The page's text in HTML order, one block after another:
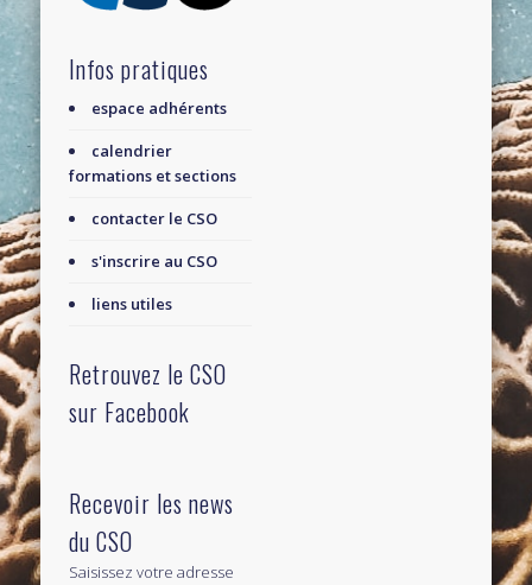
Infos pratiques
espace adhérents
calendrier
formations et sections
contacter le CSO
s'inscrire au CSO
liens utiles
Retrouvez le CSO
sur Facebook
Recevoir les news
du CSO
Saisissez votre adresse